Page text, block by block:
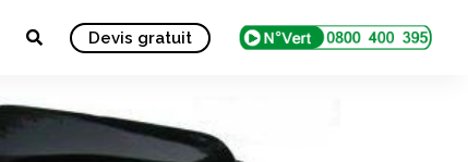
Devis gratuit